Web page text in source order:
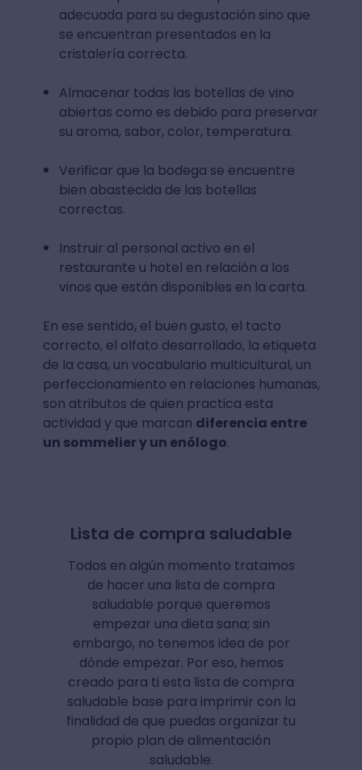
adecuada para su degustación sino que
se encuentran presentados en la
cristalería correcta.
Almacenar todas las botellas de vino
abiertas como es debido para preservar
su aroma, sabor, color, temperatura.
Verificar que la bodega se encuentre
bien abastecida de las botellas
correctas.
Instruir al personal activo en el
restaurante u hotel en relación a los
vinos que están disponibles en la carta.
En ese sentido, el buen gusto, el tacto
correcto, el olfato desarrollado, la etiqueta
de la casa, un vocabulario multicultural, un
perfeccionamiento en relaciones humanas,
son atributos de quien practica esta
actividad y que marcan diferencia entre
un sommelier y un enólogo.
Lista de compra saludable
Todos en algún momento tratamos
de hacer una lista de compra
saludable porque queremos
empezar una dieta sana; sin
embargo, no tenemos idea de por
dónde empezar. Por eso, hemos
creado para ti esta lista de compra
saludable base para imprimir con la
finalidad de que puedas organizar tu
propio plan de alimentación
saludable.